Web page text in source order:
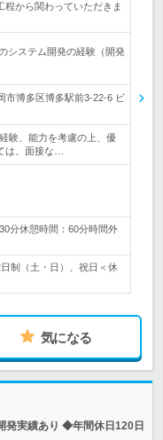
から関わっていただきま
システム開発の経験（開発
市博多区博多駅前3-22-6 ビ
験、能力を考慮の上、優
は、面接な…
分休憩時間：60分時間外
制（土・日）、祝日＜休
気になる
発実績あり ◆年間休日120日